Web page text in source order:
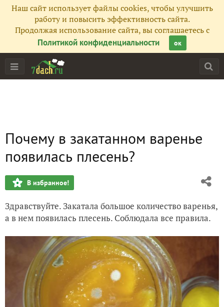
Наш сайт использует файлы cookies, чтобы улучшить
работу и повысить эффективность сайта.
Продолжая использование сайта, вы соглашаетесь с
Политикой конфиденциальности
ок
Почему в закатанном варенье
появилась плесень?
В избранное!
Здравствуйте. Закатала большое количество варенья,
а в нем появилась плесень. Соблюдала все правила.